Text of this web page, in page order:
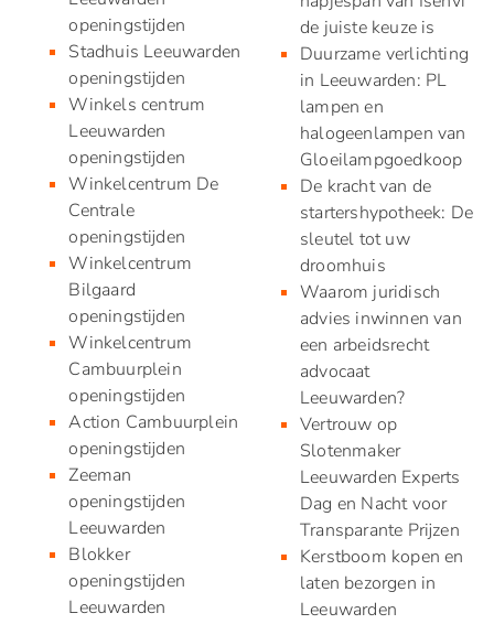
openingstijden
Stadhuis Leeuwarden
openingstijden
Winkels centrum
Leeuwarden
openingstijden
Winkelcentrum De
Centrale
openingstijden
Winkelcentrum
Bilgaard
openingstijden
Winkelcentrum
Cambuurplein
openingstijden
Action Cambuurplein
openingstijden
Zeeman
openingstijden
Leeuwarden
Blokker
openingstijden
Leeuwarden
de juiste keuze is
Duurzame verlichting
in Leeuwarden: PL
lampen en
halogeenlampen van
Gloeilampgoedkoop
De kracht van de
startershypotheek: De
sleutel tot uw
droomhuis
Waarom juridisch
advies inwinnen van
een arbeidsrecht
advocaat
Leeuwarden?
Vertrouw op
Slotenmaker
Leeuwarden Experts
Dag en Nacht voor
Transparante Prijzen
Kerstboom kopen en
laten bezorgen in
Leeuwarden